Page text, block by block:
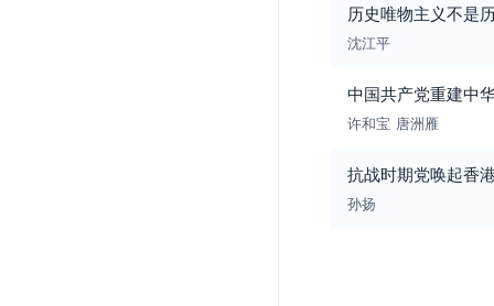
历史唯物主义不是
沈江平
中国共产党重建中
许和宝 唐洲雁
抗战时期党唤起香
孙扬